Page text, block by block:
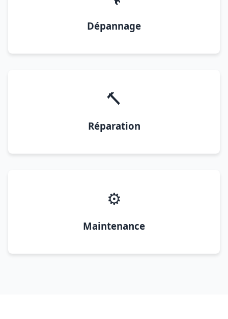
Dépannage
🔨
Réparation
⚙️
Maintenance